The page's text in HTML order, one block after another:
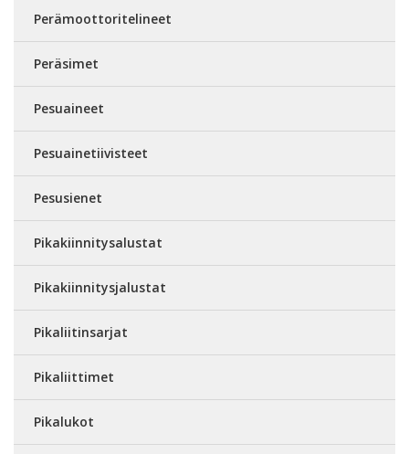
Perämoottoritelineet
Peräsimet
Pesuaineet
Pesuainetiivisteet
Pesusienet
Pikakiinnitysalustat
Pikakiinnitysjalustat
Pikaliitinsarjat
Pikaliittimet
Pikalukot